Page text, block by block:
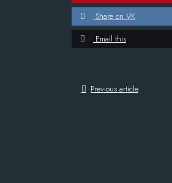
Share on VK
Email this
Previous article